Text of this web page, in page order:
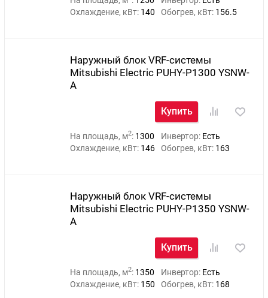
Охлаждение, кВт: 140 Обогрев, кВт: 156.5
Наружный блок VRF-системы
Mitsubishi Electric PUHY-P1300 YSNW-
A
Купить
На площадь, м2: 1300 Инвертор: Есть
Охлаждение, кВт: 146 Обогрев, кВт: 163
Наружный блок VRF-системы
Mitsubishi Electric PUHY-P1350 YSNW-
A
Купить
На площадь, м2: 1350 Инвертор: Есть
Охлаждение, кВт: 150 Обогрев, кВт: 168